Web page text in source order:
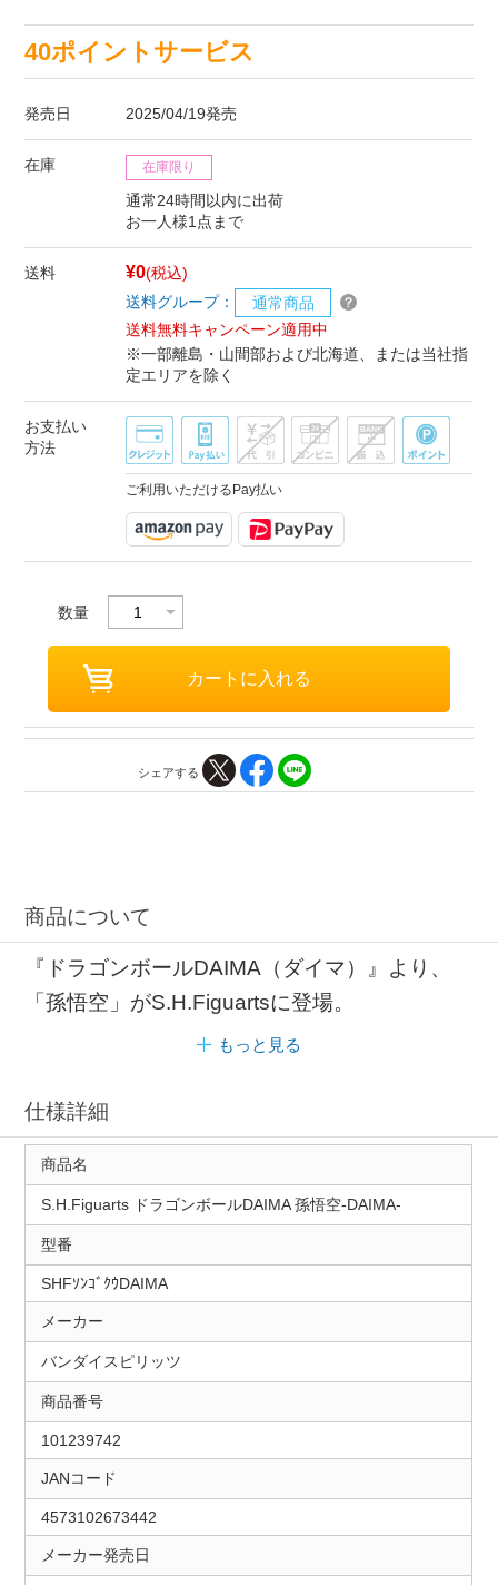
40ポイントサービス
発売日 2025/04/19発売
在庫 在庫限り
通常24時間以内に出荷
お一人様1点まで
送料 ¥0(税込)
送料グループ：
通常商品
送料無料キャンペーン適用中
※一部離島・山間部および北海道、または当社指
定エリアを除く
お支払い
方法
ご利用いただけるPay払い
数量
シェアする
商品について
『ドラゴンボールDAIMA（ダイマ）』より、
「孫悟空」がS.H.Figuartsに登場。
もっと見る
仕様詳細
商品名
S.H.Figuarts ドラゴンボールDAIMA 孫悟空-DAIMA-
型番
SHFｿﾝｺﾞｸｳDAIMA
メーカー
バンダイスピリッツ
商品番号
101239742
JANコード
4573102673442
メーカー発売日